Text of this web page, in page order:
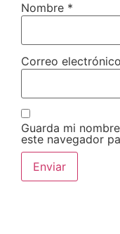
Nombre *
Correo electrónico
Guarda mi
este navegador